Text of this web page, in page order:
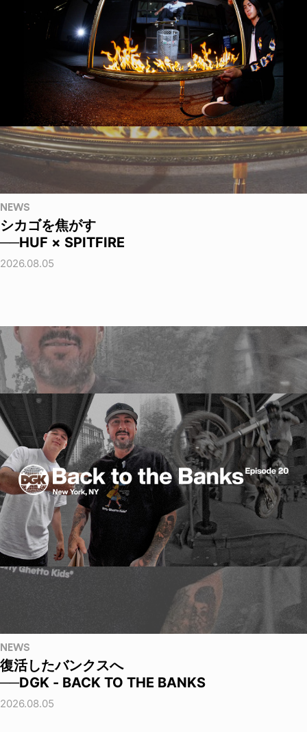
NEWS
シカゴを焦がす
──HUF × SPITFIRE
2026.08.05
NEWS
復活したバンクスへ
──DGK - BACK TO THE BANKS
2026.08.05